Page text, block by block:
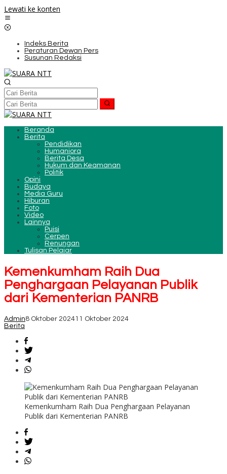
Lewati ke konten
Indeks Berita
Peraturan Dewan Pers
Susunan Redaksi
Beranda
Berita
Pendidikan
Humaniora
Berita Desa
Hukum dan Keamanan
Politik
Opini
Budaya
Media Guru
Hiburan
Foto
Video
Lainnya
Puisi
Cerpen
Renungan
Tulisan Pelajar
Kemenkumham Raih Dua
Penghargaan Pelayanan Publik
dari Kementerian PANRB
Admin8 Oktober 202411 Oktober 2024
Berita
Kemenkumham Raih Dua Penghargaan Pelayanan
Publik dari Kementerian PANRB